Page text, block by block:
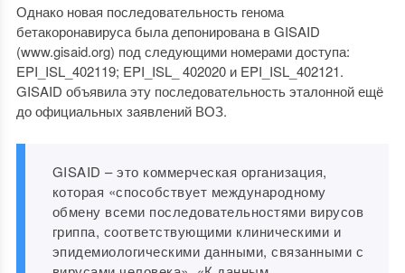
Однако новая последовательность генома
бетакоронавируса была депонирована в GISAID
(www.gisaid.org) под следующими номерами доступа:
EPI_ISL_402119; EPI_ISL_ 402020 и EPI_ISL_402121.
GISAID объявила эту последовательность эталонной ещё
до официальных заявлений ВОЗ.
GISAID – это коммерческая организация,
которая «способствует международному
обмену всеми последовательностями вирусов
гриппа, соответствующими клиническими и
эпидемиологическими данными, связанными с